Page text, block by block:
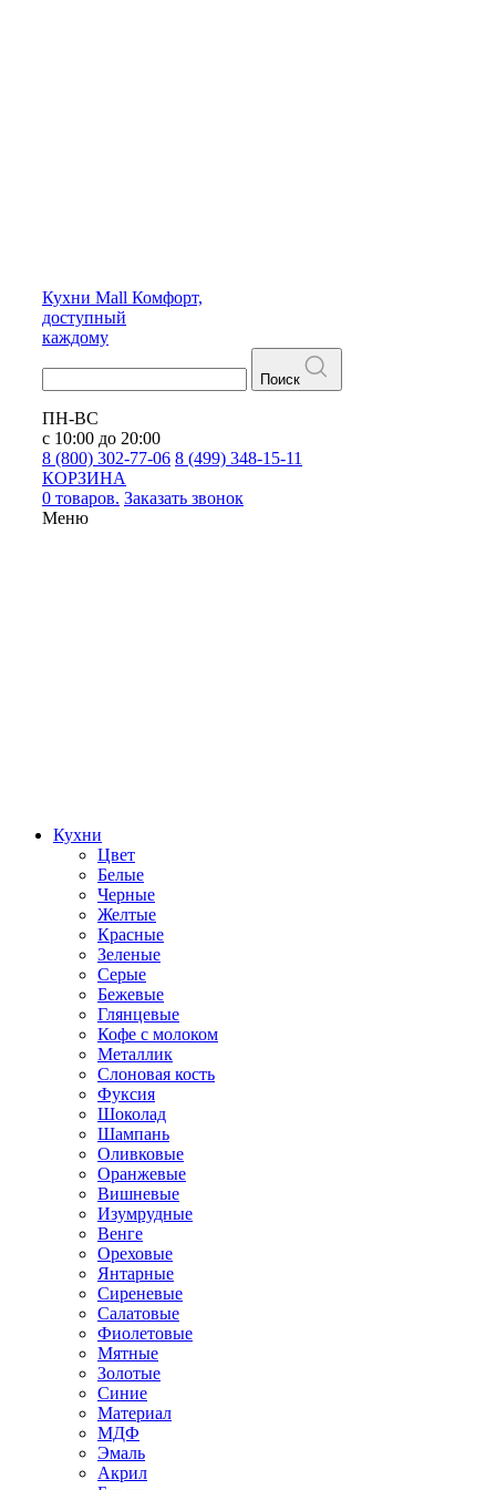
Кухни Mall Комфорт,
доступный
каждому
Поиск
ПН-ВС
с 10:00 до 20:00
8 (800) 302-77-06 8 (499) 348-15-11
КОРЗИНА
0 товаров. Заказать звонок
Меню
Кухни
Цвет
Белые
Черные
Желтые
Красные
Зеленые
Серые
Бежевые
Глянцевые
Кофе с молоком
Металлик
Слоновая кость
Фуксия
Шоколад
Шампань
Оливковые
Оранжевые
Вишневые
Изумрудные
Венге
Ореховые
Янтарные
Сиреневые
Салатовые
Фиолетовые
Мятные
Золотые
Синие
Материал
МДФ
Эмаль
Акрил